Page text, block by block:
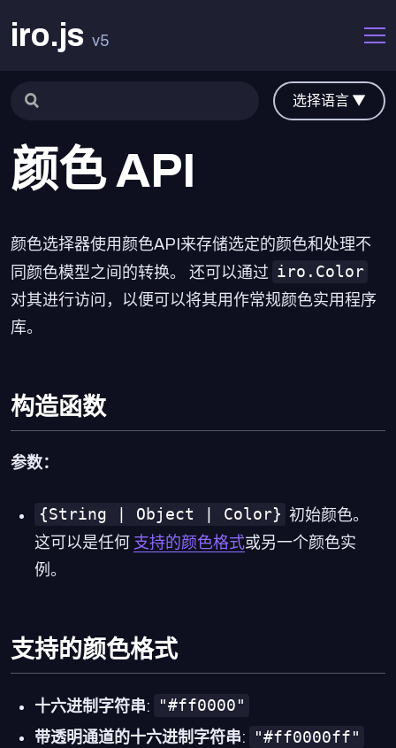
iro.js v5
选择语言 ▼
颜色 API
颜色选择器使用颜色API来存储选定的颜色和处理不
同颜色模型之间的转换。 还可以通过 iro.Color
对其进行访问，以便可以将其用作常规颜色实用程序
库。
构造函数
参数：
{String | Object | Color} 初始颜色。
这可以是任何 支持的颜色格式或另一个颜色实
例。
支持的颜色格式
十六进制字符串: "#ff0000"
带透明通道的十六进制字符串: "#ff0000ff"